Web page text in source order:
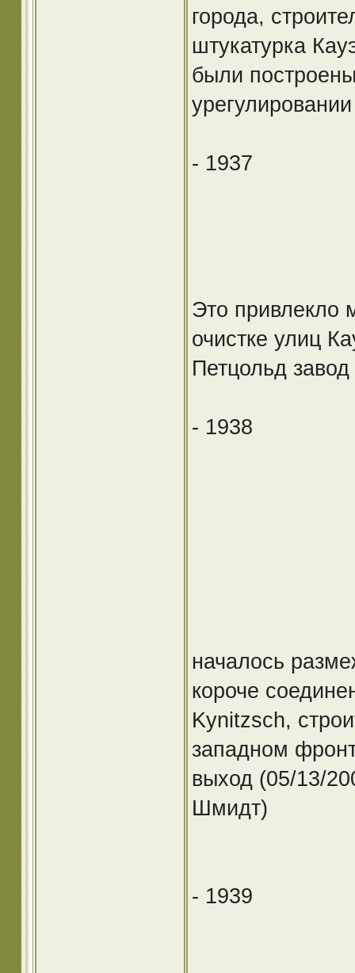
города,
штукатурка
были
урегулировании
- 1937
Это привлекло
очистке улиц
Петцольд
- 1938
началось
короче
Kynitzsch,
западном
выход (05/13/
Шмидт)
- 1939